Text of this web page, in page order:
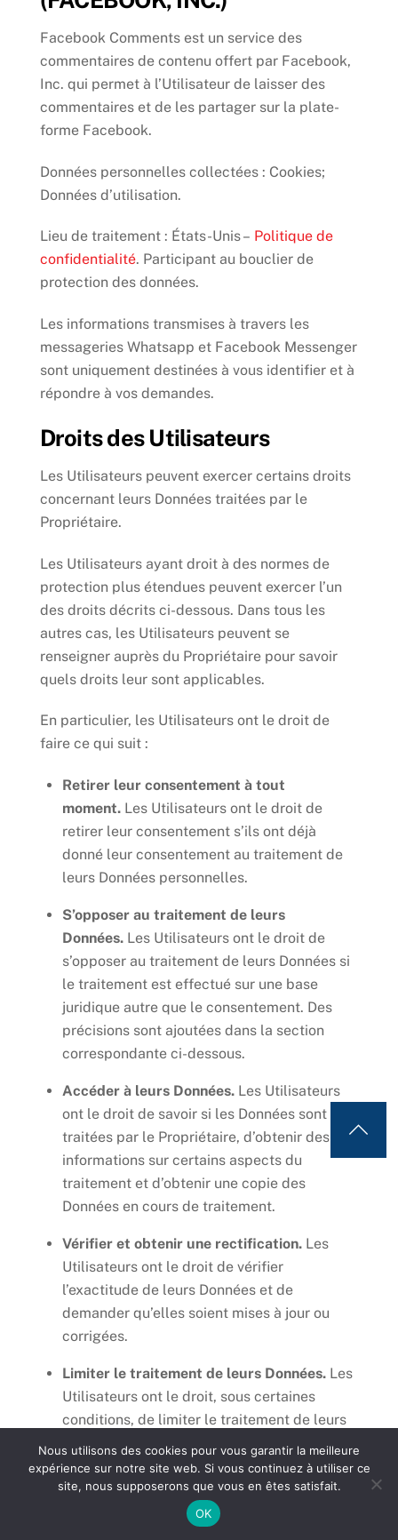
Facebook Comments est un service des
commentaires de contenu offert par Facebook,
Inc. qui permet à l’Utilisateur de laisser des
commentaires et de les partager sur la plate-
forme Facebook.
Données personnelles collectées : Cookies;
Données d’utilisation.
Lieu de traitement : États-Unis – Politique de
confidentialité. Participant au bouclier de
protection des données.
Les informations transmises à travers les
messageries Whatsapp et Facebook Messenger
sont uniquement destinées à vous identifier et à
répondre à vos demandes.
Droits des Utilisateurs
Les Utilisateurs peuvent exercer certains droits
concernant leurs Données traitées par le
Propriétaire.
Les Utilisateurs ayant droit à des normes de
protection plus étendues peuvent exercer l’un
des droits décrits ci-dessous. Dans tous les
autres cas, les Utilisateurs peuvent se
renseigner auprès du Propriétaire pour savoir
quels droits leur sont applicables.
En particulier, les Utilisateurs ont le droit de
faire ce qui suit :
Retirer leur consentement à tout
moment. Les Utilisateurs ont le droit de
retirer leur consentement s’ils ont déjà
donné leur consentement au traitement de
leurs Données personnelles.
S’opposer au traitement de leurs
Données. Les Utilisateurs ont le droit de
s’opposer au traitement de leurs Données si
le traitement est effectué sur une base
juridique autre que le consentement. Des
précisions sont ajoutées dans la section
correspondante ci-dessous.
Accéder à leurs Données. Les Utilisateurs
ont le droit de savoir si les Données sont
traitées par le Propriétaire, d’obtenir des
informations sur certains aspects du
traitement et d’obtenir une copie des
Données en cours de traitement.
Vérifier et obtenir une rectification. Les
Utilisateurs ont le droit de vérifier
l’exactitude de leurs Données et de
demander qu’elles soient mises à jour ou
corrigées.
Limiter le traitement de leurs Données. Les
Utilisateurs ont le droit, sous certaines
conditions, de limiter le traitement de leurs
Données. Dans ce cas, le Propriétaire
traitera leurs Données uniquement pour les
stocker.
Faire supprimer ou effacer leurs Données
Nous utilisons des cookies pour vous garantir la meilleure
expérience sur notre site web. Si vous continuez à utiliser ce
site, nous supposerons que vous en êtes satisfait.
OK
Besoin de renseignements ?
1